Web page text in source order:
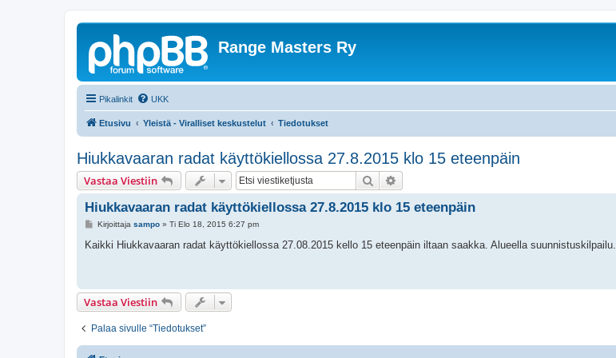
Range Masters Ry
Pikalinkit UKK
Etusivu Yleistä - Viralliset keskustelut Tiedotukset
Hiukkavaaran radat käyttökiellossa 27.8.2015 klo 15 eteenpäin
Vastaa Viestiin Etsi
Hiukkavaaran radat käyttökiellossa 27.8.2015 klo 15 eteenpäin
V
e
Kirjoittaja sampo» Ti Elo 18, 2015 6:27 pm
Kaikki Hiukkavaaran radat käyttökiellossa 27.08.2015 kello 15 eteenpäin iltaan saakka. Alueella suunnistuskilpailu.
Vastaa Viestiin
Palaa sivulle “Tiedotukset”